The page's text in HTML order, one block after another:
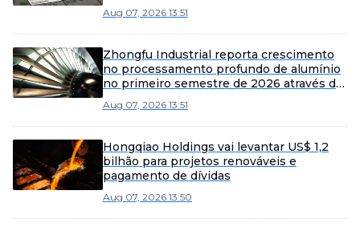
Aug 07, 2026 13:51
Zhongfu Industrial reporta crescimento
no processamento profundo de alumínio
no primeiro semestre de 2026 através de
Aug 07, 2026 13:51
Hongqiao Holdings vai levantar US$ 1,2
bilhão para projetos renováveis e
pagamento de dívidas
Aug 07, 2026 13:50